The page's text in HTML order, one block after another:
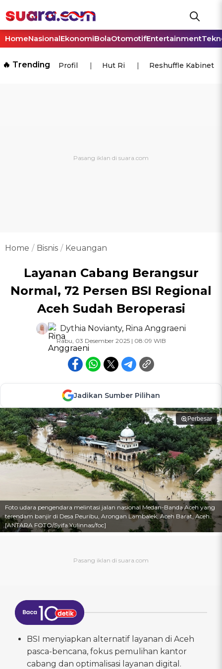
HomeNasionalEkonomiBolaOtomotifEntertainment
🔥 Trending Profil Hut Ri Reshuffle Kabinet
Home Bisnis Keuangan
Layanan Cabang Berangsur
Normal, 72 Persen BSI Regional
Aceh Sudah Beroperasi
Dythia Novianty, Rina Anggraeni
Rabu, 03 Desember 2025 | 08:09 WIB
Jadikan Sumber Pilihan
Perbesar
Foto udara pengendara melintasi jalan nasional Medan-Banda Aceh yang
terendam banjir di Desa Peuribu, Arongan Lambalek, Aceh Barat, Aceh.
[ANTARA FOTO/Syifa Yulinnas/foc]
BSI menyiapkan alternatif layanan di Aceh
pasca-bencana, fokus pemulihan kantor
cabang dan optimalisasi layanan digital.